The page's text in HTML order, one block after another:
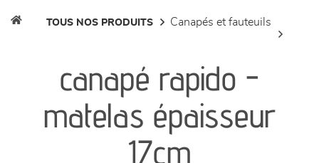
séjours
meubles de complément
TOUS NOS PRODUITS canapés et fauteuils
canapé rapido -
matelas épaisseur
17cm